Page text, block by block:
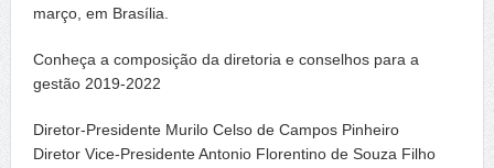
março, em Brasília.
Conheça a composição da diretoria e conselhos para a
gestão 2019-2022
Diretor-Presidente Murilo Celso de Campos Pinheiro
Diretor Vice-Presidente Antonio Florentino de Souza Filho